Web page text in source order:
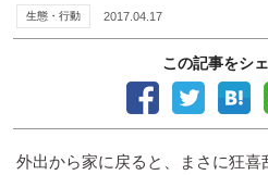
生態・行動 2017.04.17
この記事をシ
外出から家に戻ると、まさに狂喜